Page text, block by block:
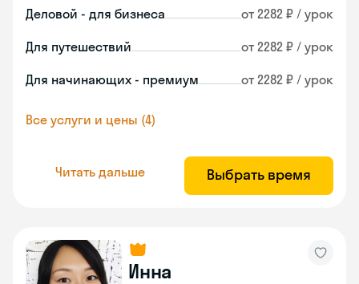
Деловой - для бизнеса от 2282 ₽ / урок
Для путешествий от 2282 ₽ / урок
Для начинающих - премиум от 2282 ₽ / урок
Все услуги и цены (4)
Читать дальше Выбрать время
Инна